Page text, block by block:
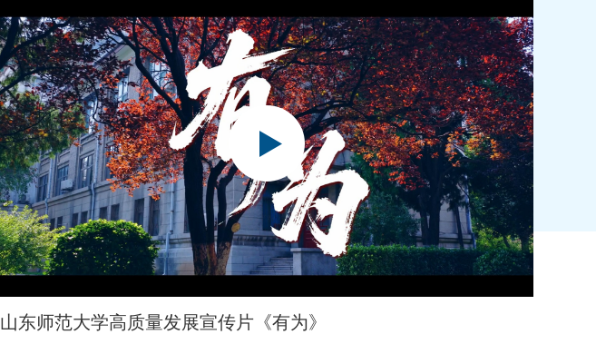
山东师范大学高质量发展宣传片《有为》